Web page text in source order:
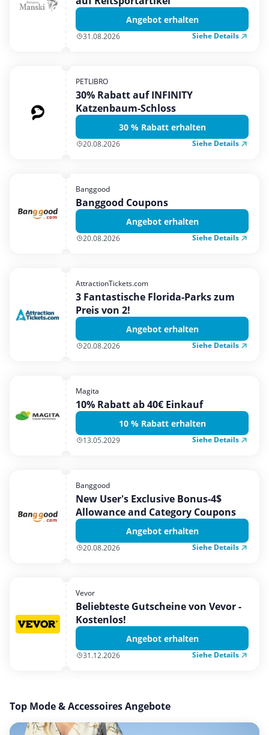
Angebot erhalten
31.08.2026 Siehe Details
PETLIBRO
30% Rabatt auf INFINITY
Katzenbaum-Schloss
30 % Rabatt erhalten
20.08.2026 Siehe Details
Banggood
Banggood Coupons
Angebot erhalten
20.08.2026 Siehe Details
AttractionTickets.com
3 Fantastische Florida-Parks zum
Preis von 2!
Angebot erhalten
20.08.2026 Siehe Details
Magita
10% Rabatt ab 40€ Einkauf
10 % Rabatt erhalten
13.05.2029 Siehe Details
Banggood
New User's Exclusive Bonus-4$
Allowance and Category Coupons
Angebot erhalten
20.08.2026 Siehe Details
Vevor
Beliebteste Gutscheine von Vevor -
Kostenlos!
Angebot erhalten
31.12.2026 Siehe Details
Top Mode & Accessoires Angebote